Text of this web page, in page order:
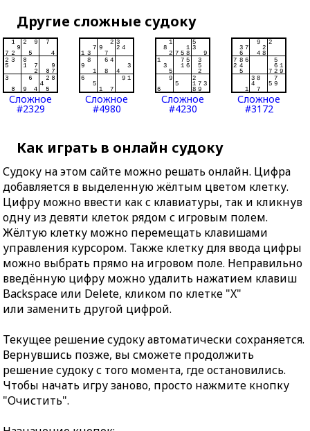
Другие сложные судоку
Сложное
#2329
Сложное
#4980
Сложное
#4230
Сложное
#3172
Как играть в онлайн судоку
Судоку на этом сайте можно решать онлайн. Цифра
добавляется в выделенную жёлтым цветом клетку.
Цифру можно ввести как с клавиатуры, так и кликнув
одну из девяти клеток рядом с игровым полем.
Жёлтую клетку можно перемещать клавишами
управления курсором. Также клетку для ввода цифры
можно выбрать прямо на игровом поле. Неправильно
введённую цифру можно удалить нажатием клавиш
Backspace или Delete, кликом по клетке "X"
или заменить другой цифрой.
Текущее решение судоку автоматически сохраняется.
Вернувшись позже, вы сможете продолжить
решение судоку с того момента, где остановились.
Чтобы начать игру заново, просто нажмите кнопку
"Очистить".